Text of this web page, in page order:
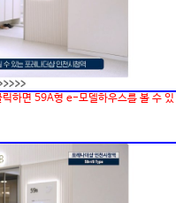
릭하면 59A형 e-모델하우스를 볼 수 있